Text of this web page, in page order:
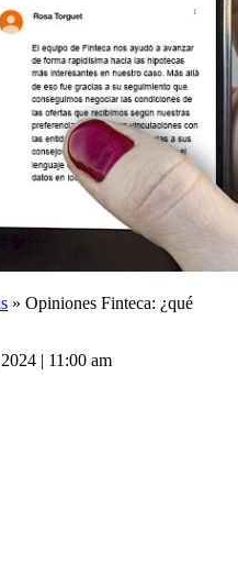
» Opiniones Finteca: ¿qué
| 11:00 am